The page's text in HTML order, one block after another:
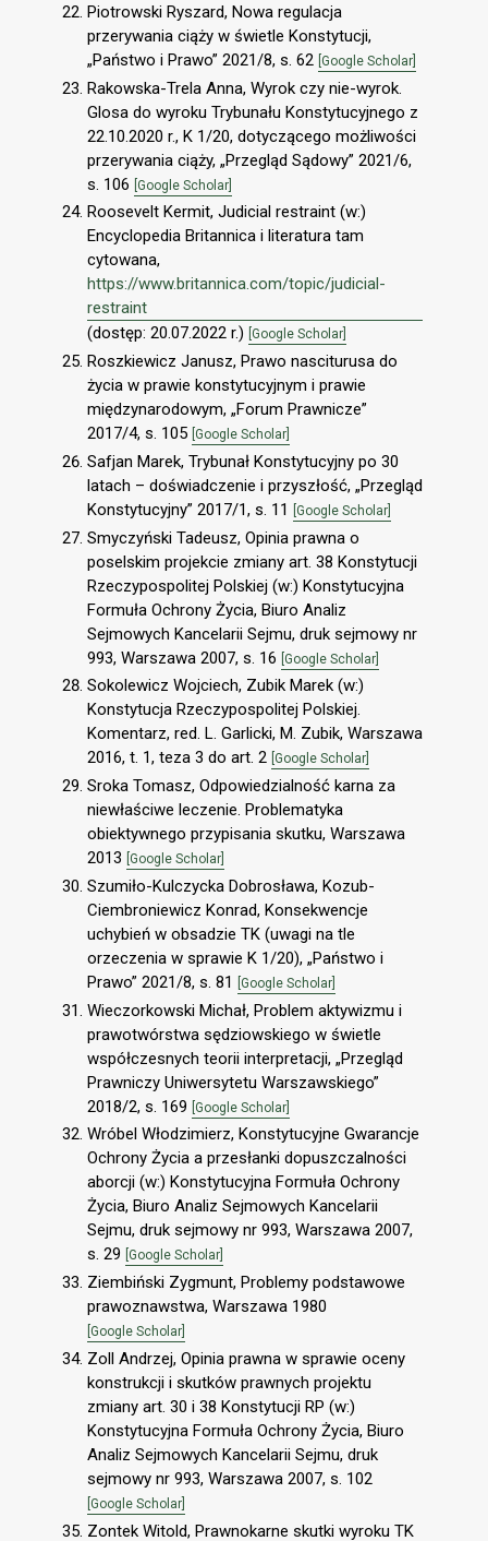
Piotrowski Ryszard, Nowa regulacja
przerywania ciąży w świetle Konstytucji,
„Państwo i Prawo” 2021/8, s. 62 [Google Scholar]
Rakowska-Trela Anna, Wyrok czy nie-wyrok.
Glosa do wyroku Trybunału Konstytucyjnego z
22.10.2020 r., K 1/20, dotyczącego możliwości
przerywania ciąży, „Przegląd Sądowy” 2021/6,
s. 106 [Google Scholar]
Roosevelt Kermit, Judicial restraint (w:)
Encyclopedia Britannica i literatura tam
cytowana,
https://www.britannica.com/topic/judicial-
restraint
(dostęp: 20.07.2022 r.) [Google Scholar]
Roszkiewicz Janusz, Prawo nasciturusa do
życia w prawie konstytucyjnym i prawie
międzynarodowym, „Forum Prawnicze”
2017/4, s. 105 [Google Scholar]
Safjan Marek, Trybunał Konstytucyjny po 30
latach – doświadczenie i przyszłość, „Przegląd
Konstytucyjny” 2017/1, s. 11
[Google Scholar]
Smyczyński Tadeusz, Opinia prawna o
poselskim projekcie zmiany art. 38 Konstytucji
Rzeczypospolitej Polskiej (w:) Konstytucyjna
Formuła Ochrony Życia, Biuro Analiz
Sejmowych Kancelarii Sejmu, druk sejmowy nr
993, Warszawa 2007, s. 16 [Google Scholar]
Sokolewicz Wojciech, Zubik Marek (w:)
Konstytucja Rzeczypospolitej Polskiej.
Komentarz, red. L. Garlicki, M. Zubik, Warszawa
2016, t. 1, teza 3 do art. 2 [Google Scholar]
Sroka Tomasz, Odpowiedzialność karna za
niewłaściwe leczenie. Problematyka
obiektywnego przypisania skutku, Warszawa
2013 [Google Scholar]
Szumiło-Kulczycka Dobrosława, Kozub-
Ciembroniewicz Konrad, Konsekwencje
uchybień w obsadzie TK (uwagi na tle
orzeczenia w sprawie K 1/20), „Państwo i
Prawo” 2021/8, s. 81
[Google Scholar]
Wieczorkowski Michał, Problem aktywizmu i
prawotwórstwa sędziowskiego w świetle
współczesnych teorii interpretacji, „Przegląd
Prawniczy Uniwersytetu Warszawskiego”
2018/2, s. 169 [Google Scholar]
Wróbel Włodzimierz, Konstytucyjne Gwarancje
Ochrony Życia a przesłanki dopuszczalności
aborcji (w:) Konstytucyjna Formuła Ochrony
Życia, Biuro Analiz Sejmowych Kancelarii
Sejmu, druk sejmowy nr 993, Warszawa 2007,
s. 29 [Google Scholar]
Ziembiński Zygmunt, Problemy podstawowe
prawoznawstwa, Warszawa 1980
[Google Scholar]
Zoll Andrzej, Opinia prawna w sprawie oceny
konstrukcji i skutków prawnych projektu
zmiany art. 30 i 38 Konstytucji RP (w:)
Konstytucyjna Formuła Ochrony Życia, Biuro
Analiz Sejmowych Kancelarii Sejmu, druk
sejmowy nr 993, Warszawa 2007, s. 102
[Google Scholar]
Zontek Witold, Prawnokarne skutki wyroku TK